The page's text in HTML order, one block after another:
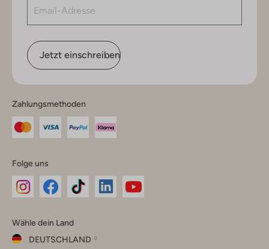
Jetzt einschreiben
Zahlungsmethoden
Folge uns
Instagram
Facebook
TikTok
Wähle dein Land
DEUTSCHLAND